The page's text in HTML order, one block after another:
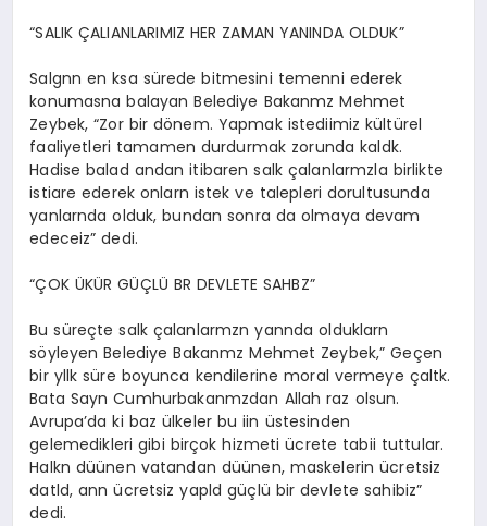
“SALIK ÇALIANLARIMIZ HER ZAMAN YANINDA OLDUK”
Salgnn en ksa sürede bitmesini temenni ederek
konumasna balayan Belediye Bakanmz Mehmet
Zeybek, “Zor bir dönem. Yapmak istediimiz kültürel
faaliyetleri tamamen durdurmak zorunda kaldk.
Hadise balad andan itibaren salk çalanlarmzla birlikte
istiare ederek onlarn istek ve talepleri dorultusunda
yanlarnda olduk, bundan sonra da olmaya devam
edeceiz” dedi.
“ÇOK ÜKÜR GÜÇLÜ BR DEVLETE SAHBZ”
Bu süreçte salk çalanlarmzn yannda olduklarn
söyleyen Belediye Bakanmz Mehmet Zeybek,” Geçen
bir yllk süre boyunca kendilerine moral vermeye çaltk.
Bata Sayn Cumhurbakanmzdan Allah raz olsun.
Avrupa’da ki baz ülkeler bu iin üstesinden
gelemedikleri gibi birçok hizmeti ücrete tabii tuttular.
Halkn düünen vatandan düünen, maskelerin ücretsiz
datld, ann ücretsiz yapld güçlü bir devlete sahibiz”
dedi.